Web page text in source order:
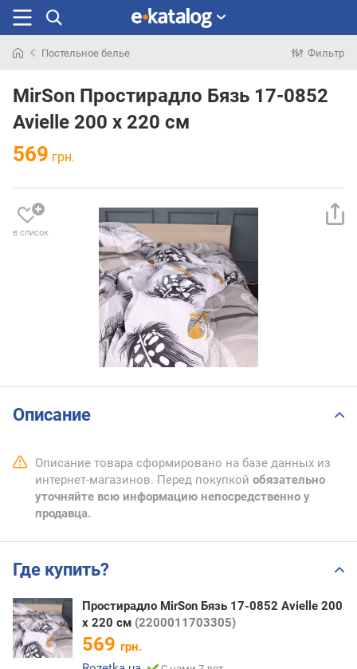
раньше
Постельное белье Фильтр
MirSon Простирадло Бязь 17-0852
Avielle 200 х 220 см
569 грн.
в список
Описание
Описание товара сформировано на базе данных из
интернет-магазинов. Перед покупкой обязательно
уточняйте всю информацию непосредственно у
продавца.
Где купить?
Простирадло MirSon Бязь 17-0852 Avielle 200
х 220 см (2200011703305)
569 грн.